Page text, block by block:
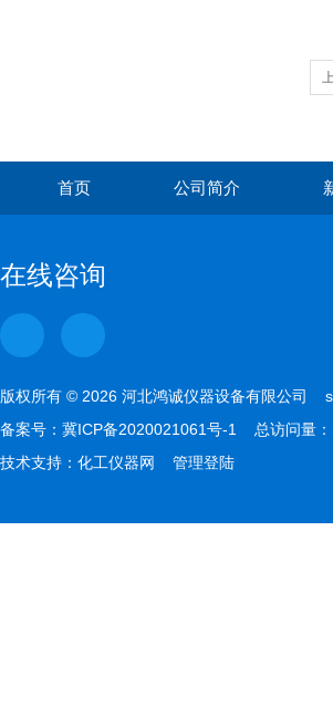
首页 公司简介
在线咨询
版权所有 © 2026 河北鸿诚仪器设备有限公司
备案号： 冀ICP备2020021061号-1
总访问量
技术支持： 化工仪器网 管理登陆